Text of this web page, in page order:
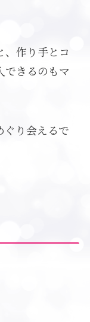
作り手とコ
できるのもマ
ぐり会えるで